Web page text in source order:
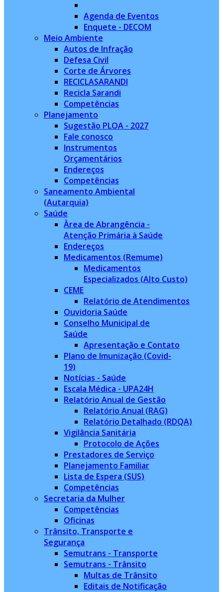
Agenda de Eventos
Enquete - DECOM
Meio Ambiente
Autos de Infração
Defesa Civil
Corte de Árvores
RECICLASARANDI
Recicla Sarandi
Competências
Planejamento
Sugestão PLOA - 2027
Fale conosco
Instrumentos
Orçamentários
Endereços
Competências
Saneamento Ambiental
(Autarquia)
Saúde
Àrea de Abrangência -
Atenção Primária à Saúde
Endereços
Medicamentos (Remume)
Medicamentos
Especializados (Alto Custo)
CEME
Relatório de Atendimentos
Ouvidoria Saúde
Conselho Municipal de
Saúde
Apresentação e Contato
Plano de Imunização (Covid-
19)
Notícias - Saúde
Escala Médica - UPA24H
Relatório Anual de Gestão
Relatório Anual (RAG)
Relatório Detalhado (RDQA)
Vigilância Sanitária
Protocolo de Ações
Prestadores de Serviço
Planejamento Familiar
Lista de Espera (SUS)
Competências
Secretaria da Mulher
Competências
Oficinas
Trânsito, Transporte e
Segurança
Semutrans - Transporte
Semutrans - Trânsito
Multas de Trânsito
Editais de Notificação